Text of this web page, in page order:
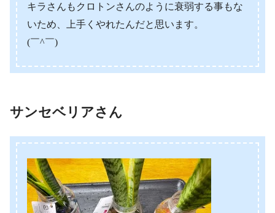
キラさんもクロトンさんのように衰弱する事もな
いため、上手くやれたんだと思います。
(￣^￣)ゞ
サンセベリアさん